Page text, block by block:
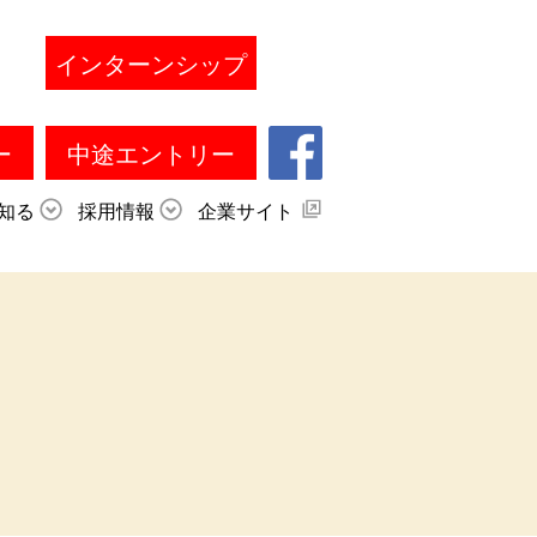
インターンシップ
中途エントリー
る 採用情報 企業サイト